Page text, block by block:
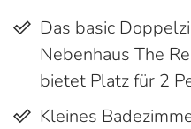
Das basic
Nebenhaus The
bietet Platz für 2
Kleines